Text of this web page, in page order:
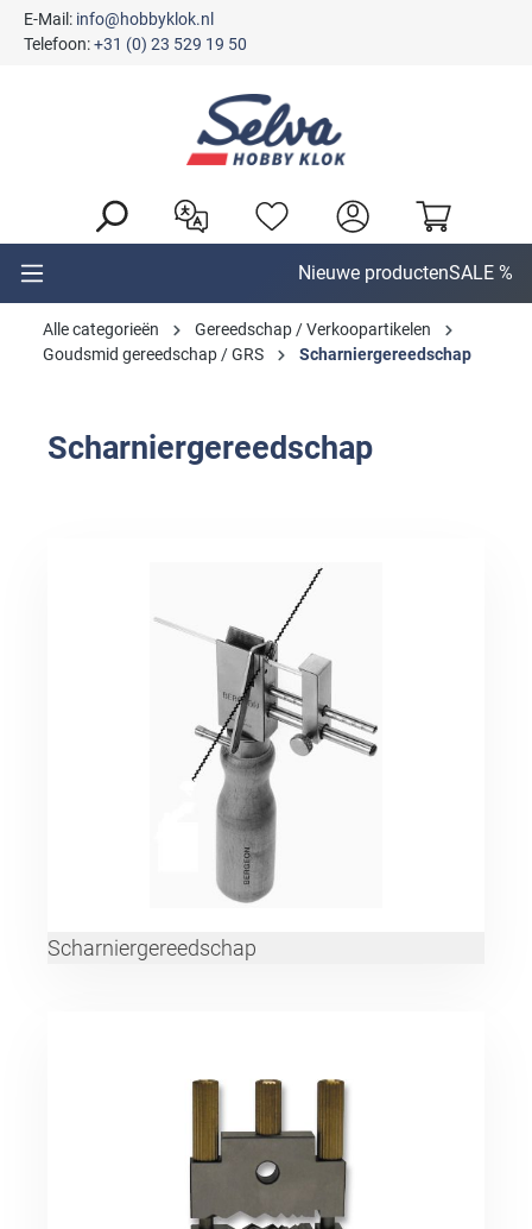
E-Mail: info@hobbyklok.nl
Telefoon:+31 (0) 23 529 19 50
Nieuwe productenSALE %
Alle categorieën
Gereedschap / Verkoopartikelen
Goudsmid gereedschap / GRS
Scharniergereedschap
Scharniergereedschap
Scharniergereedschap